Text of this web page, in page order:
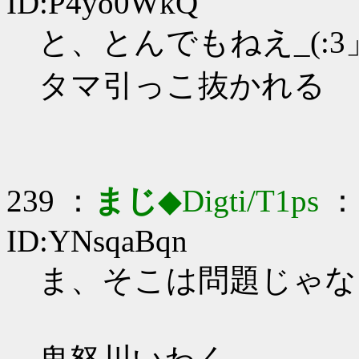
と、とんでもねえ_(:3
タマ引っこ抜かれる
239 ： まじ◆Digti/T1ps
ID:YNsqaBqn
ま、そこは問題じゃ